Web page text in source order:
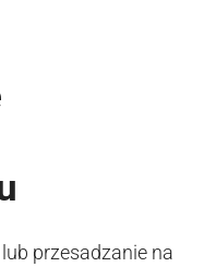
przesadzanie na